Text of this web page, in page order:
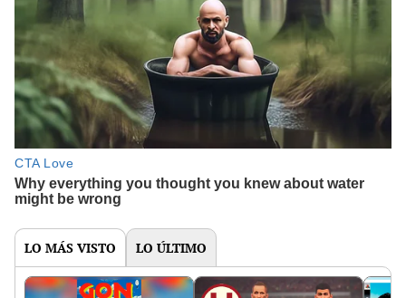
LO MÁS VISTO LO ÚLTIMO